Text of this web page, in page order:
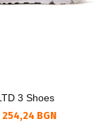
3 Shoes
254,24 BGN